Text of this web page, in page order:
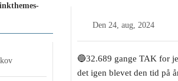
Den 24, aug, 2024
🔵32.689 gange TAK for
det igen blevet den tid på